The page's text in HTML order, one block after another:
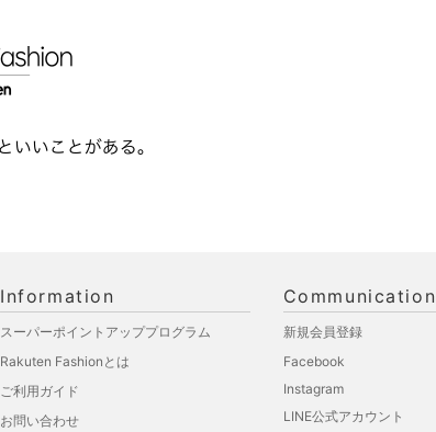
Information
スーパーポイントアッププログラム
Rakuten Fashionとは
ご利用ガイド
お問い合わせ
Communication
新規会員登録
Facebook
Instagram
LINE公式アカウント